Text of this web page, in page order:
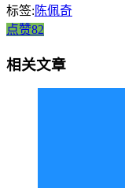
标签: 陈佩奇
点赞82
相关文章